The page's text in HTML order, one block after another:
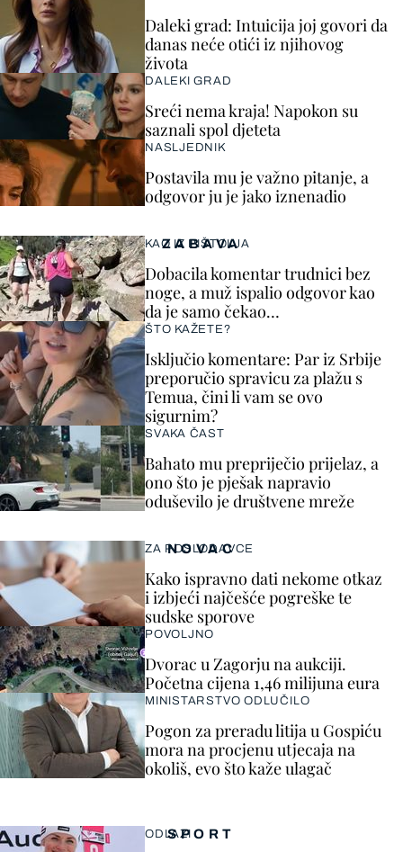
ZABAVA
KAO IZ PIŠTOLJA
Dobacila komentar trudnici bez
noge, a muž ispalio odgovor kao
da je samo čekao…
ŠTO KAŽETE?
Isključio komentare: Par iz Srbije
preporučio spravicu za plažu s
Temua, čini li vam se ovo
sigurnim?
SVAKA ČAST
Bahato mu prepriječio prijelaz, a
ono što je pješak napravio
oduševilo je društvene mreže
SPORT
ODLAZI
Daleki grad: Intuicija joj govori da
danas neće otići iz njihovog
života
DALEKI GRAD
Sreći nema kraja! Napokon su
saznali spol djeteta
NASLJEDNIK
Postavila mu je važno pitanje, a
odgovor ju je jako iznenadio
NOVAC
ZA POSLODAVCE
Kako ispravno dati nekome otkaz
i izbjeći najčešće pogreške te
sudske sporove
POVOLJNO
Dvorac u Zagorju na aukciji.
Početna cijena 1,46 milijuna eura
MINISTARSTVO ODLUČILO
Pogon za preradu litija u Gospiću
mora na procjenu utjecaja na
okoliš, evo što kaže ulagač